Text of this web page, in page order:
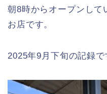
朝8時からオープンして
お店です。
2025年9月下旬の記録で